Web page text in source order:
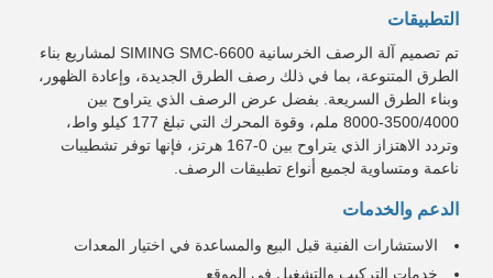
التطبيقات
تم تصميم آلة الرصف الخرسانية SIMING SMC-6600 لمشاريع بناء
الطرق المتنوعة، بما في ذلك رصف الطرق الجديدة، وإعادة الظهور،
وبناء الطرق السريعة. بفضل عرض الرصف الذي يتراوح بين
3500/4000-8000 ملم، وقوة المحرك التي تبلغ 177 كيلو واط،
وتردد الاهتزاز الذي يتراوح بين 0-167 هرتز، فإنها توفر تشطيبات
ناعمة ومتساوية لجميع أنواع تطبيقات الرصف.
الدعم والخدمات
الاستشارات الفنية قبل البيع والمساعدة في اختيار المعدات
خدمات التركيب والتشغيل في الموقع